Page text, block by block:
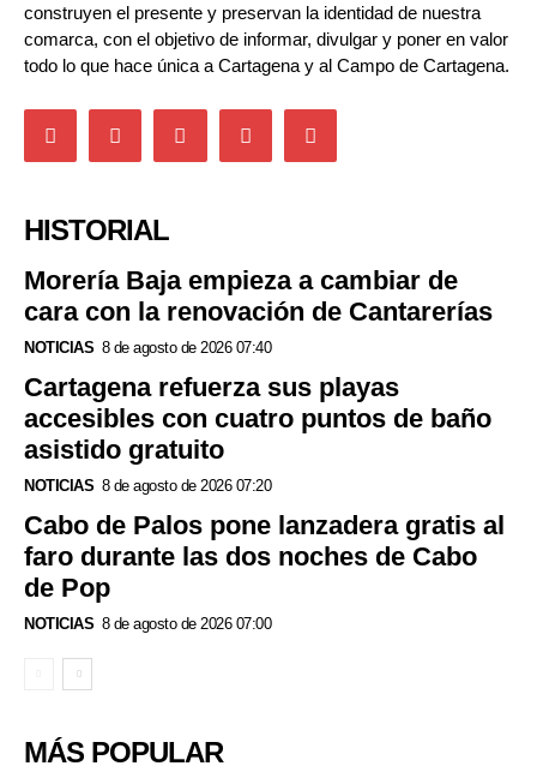
construyen el presente y preservan la identidad de nuestra
comarca, con el objetivo de informar, divulgar y poner en valor
todo lo que hace única a Cartagena y al Campo de Cartagena.
HISTORIAL
Morería Baja empieza a cambiar de
cara con la renovación de Cantarerías
NOTICIAS 8 de agosto de 2026 07:40
Cartagena refuerza sus playas
accesibles con cuatro puntos de baño
asistido gratuito
NOTICIAS 8 de agosto de 2026 07:20
Cabo de Palos pone lanzadera gratis al
faro durante las dos noches de Cabo
de Pop
NOTICIAS 8 de agosto de 2026 07:00
MÁS POPULAR